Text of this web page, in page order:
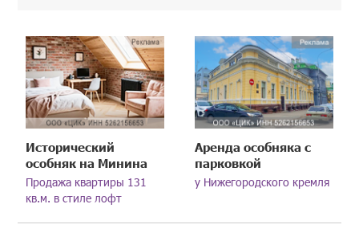
Исторический
особняк на Минина
Продажа квартиры 131
кв.м. в стиле лофт
Аренда особняка с
парковкой
у Нижегородского кремля